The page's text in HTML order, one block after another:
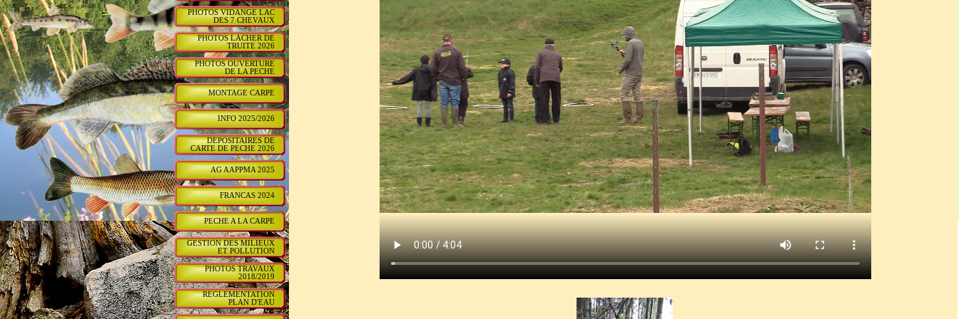
PHOTOS VIDANGE LAC
DES 7 CHEVAUX
PHOTOS LACHER DE
TRUITE 2026
PHOTOS OUVERTURE
DE LA PECHE
MONTAGE CARPE
INFO 2025/2026
DEPOSITAIRES DE
CARTE DE PECHE 2026
AG AAPPMA 2025
FRANCAS 2024
PECHE A LA CARPE
GESTION DES MILIEUX
ET POLLUTION
PHOTOS TRAVAUX
2018/2019
REGLEMENTATION
PLAN D'EAU